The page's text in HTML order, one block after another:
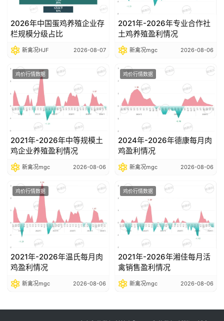
日
猪
价
2026年中国蛋鸡养殖企业存
栏规模分级占比
新禽况HJF 2026-08-07
2021年-2026年专业合作社
土鸡养殖盈利情况
新禽况mgc 2026-08-06
鸡价行情数据
2021年-2026年中等规模土
鸡企业养殖盈利情况
新禽况mgc 2026-08-06
鸡价行情数据
2024年-2026年德康每月肉
鸡盈利情况
新禽况mgc 2026-08-06
鸡价行情数据
2021年-2026年温氏每月肉
鸡盈利情况
新禽况mgc 2026-08-06
鸡价行情数据
2021年-2026年湘佳每月活
禽销售盈利情况
新禽况mgc 2026-08-06